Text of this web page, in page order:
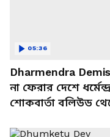
Dharmendra
না ফেরার দেশে
শোকবার্তা বলিউড
05:36